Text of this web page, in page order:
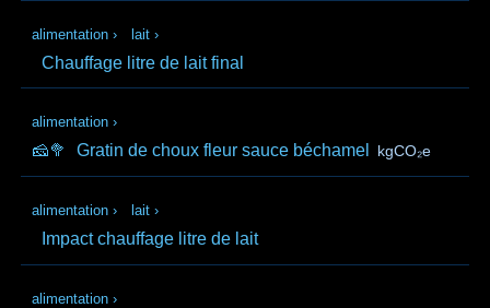
alimentation › lait ›
Chauffage litre de lait final
alimentation ›
🧀🥦 Gratin de choux fleur sauce béchamel kgCO₂e
alimentation › lait ›
Impact chauffage litre de lait
alimentation ›